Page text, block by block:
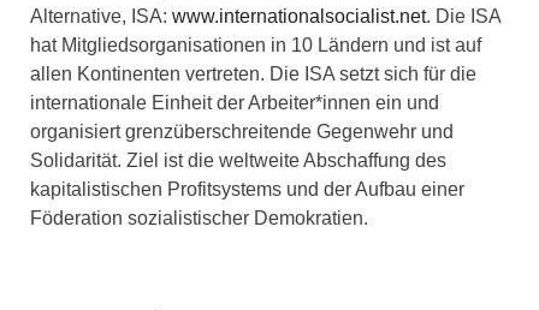
Alternative, ISA: www.internationalsocialist.net. Die ISA
hat Mitgliedsorganisationen in 10 Ländern und ist auf
allen Kontinenten vertreten. Die ISA setzt sich für die
internationale Einheit der Arbeiter*innen ein und
organisiert grenzüberschreitende Gegenwehr und
Solidarität. Ziel ist die weltweite Abschaffung des
kapitalistischen Profitsystems und der Aufbau einer
Föderation sozialistischer Demokratien.